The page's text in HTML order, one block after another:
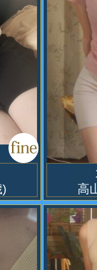
時間を持て余し
け…
ご指名料金無
）
き
本製」を使用
上惜しみなく使
せんのでご安
意して居ります
)も有り、リー
高